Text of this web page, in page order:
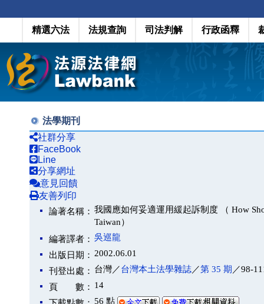
精選六法 法規查詢 司法判解 行政函釋
法學期刊
社群分享
FaceBook
Line
分享網址
意見回饋
友善列印
論著名稱： 我國應如何妥適運用緩起訴制度 （ How
Taiwan）
編著譯者： 吳巡龍
出版日期： 2002.06.01
刊登出處： 台灣／台灣本土法學雜誌／第 35 期 ／98-
頁 數： 14
56 點